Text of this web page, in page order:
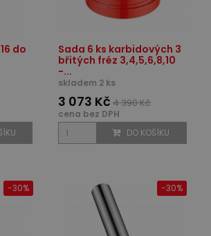
do
Sada 6 ks karbidových 3
břitých fréz 3,4,5,6,8,10
-...
skladem 2 ks
3 073 Kč4 390 Kč
cena bez DPH
DO KOŠÍKU
-30% -30%